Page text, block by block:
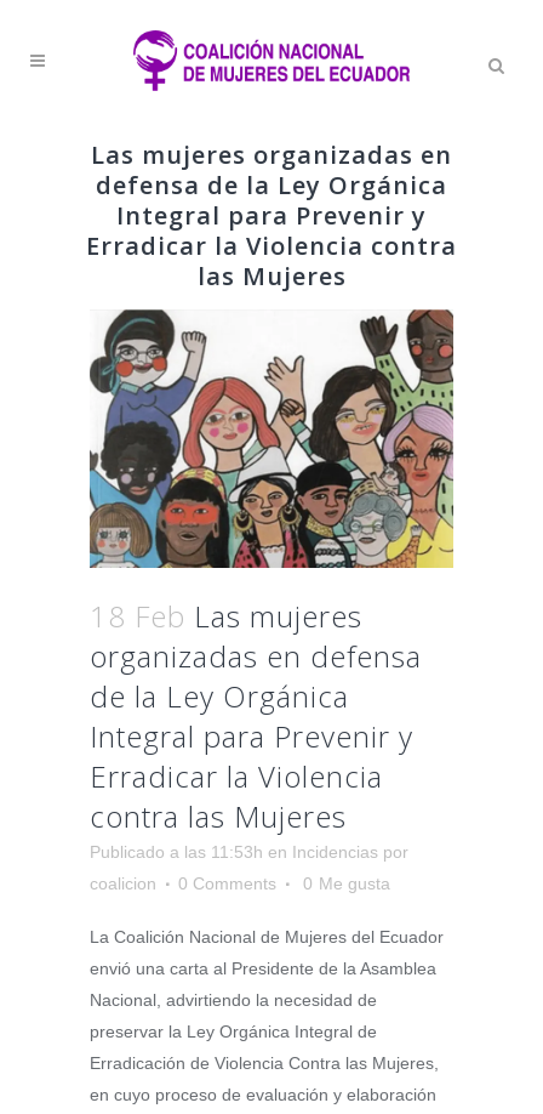
Las mujeres organizadas en
defensa de la Ley Orgánica
Integral para Prevenir y
Erradicar la Violencia contra
las Mujeres
18 Feb Las mujeres
organizadas en defensa
de la Ley Orgánica
Integral para Prevenir y
Erradicar la Violencia
contra las Mujeres
Publicado a las 11:53h en Incidencias por
coalicion
0 Comments 0 Me gusta
La Coalición Nacional de Mujeres del Ecuador
envió una carta al Presidente de la Asamblea
Nacional, advirtiendo la necesidad de
preservar la Ley Orgánica Integral de
Erradicación de Violencia Contra las Mujeres,
en cuyo proceso de evaluación y elaboración